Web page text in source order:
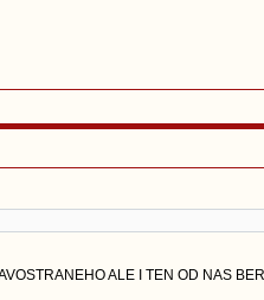
ALE I TEN OD NAS